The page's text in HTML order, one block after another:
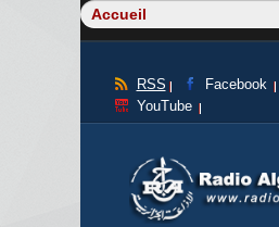
RSS Facebook
YouTube